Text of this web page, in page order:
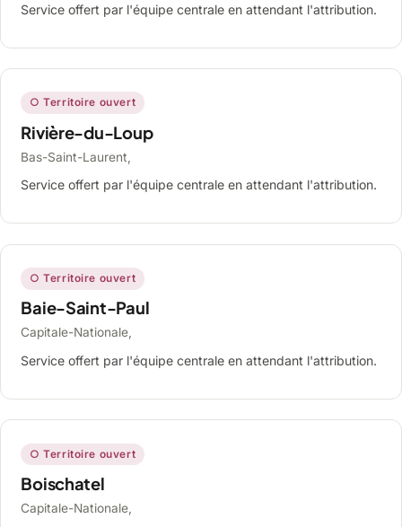
Service offert par l'équipe centrale en attendant l'attribution.
○ Territoire ouvert
Rivière-du-Loup
Bas-Saint-Laurent,
Service offert par l'équipe centrale en attendant l'attribution.
○ Territoire ouvert
Baie-Saint-Paul
Capitale-Nationale,
Service offert par l'équipe centrale en attendant l'attribution.
○ Territoire ouvert
Boischatel
Capitale-Nationale,